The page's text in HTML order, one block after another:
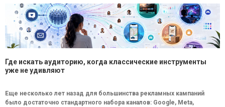
Где искать аудиторию, когда классические инструменты
уже не удивляют
Еще несколько лет назад для большинства рекламных кампаний
было достаточно стандартного набора каналов: Google, Meta,